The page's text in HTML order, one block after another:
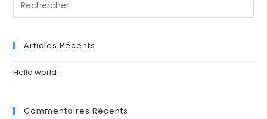
Articles Récents
Hello world!
Commentaires Récents